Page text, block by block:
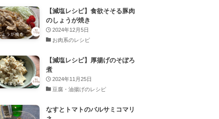
【減塩レシピ】食欲そそる豚肉
のしょうが焼き
2024年12月5日
お肉系のレシピ
【減塩レシピ】厚揚げのそぼろ
煮
2024年11月25日
豆腐・油揚げのレシピ
なすとトマトのバルサミコマリ